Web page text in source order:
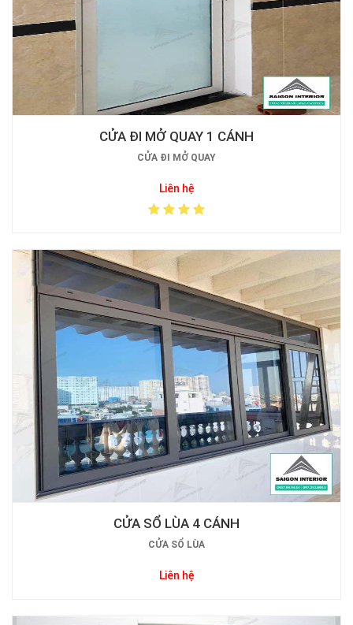
CỬA ĐI MỞ QUAY 1 CÁNH
CỬA ĐI MỞ QUAY
Liên hệ
CỬA SỔ LÙA 4 CÁNH
CỬA SỔ LÙA
Liên hệ